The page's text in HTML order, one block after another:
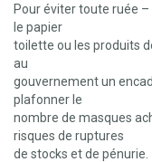
Pour éviter toute ruée –
le papier
toilette ou les produits
au
gouvernement un
plafonner le
nombre de masques
risques de ruptures
de stocks et de pénurie.